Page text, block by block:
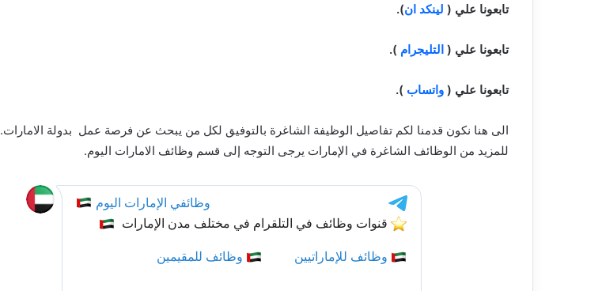
تابعونا علي ( لينكد ان).
تابعونا علي ( التليجرام ).
تابعونا علي ( واتساب ).
الى هنا نكون قدمنا لكم تفاصيل الوظيفة الشاغرة بالتوفيق لكل من يبحث عن فرصة عمل بدولة الامارات.
للمزيد من الوظائف الشاغرة في الإمارات يرجى التوجه إلى قسم وظائف الامارات اليوم.